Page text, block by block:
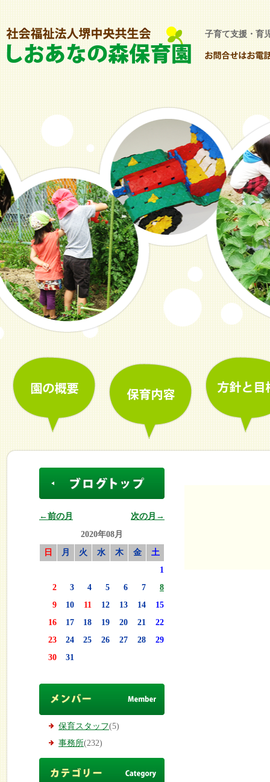
子育て支援・育
←前の月
次の月→
2020年08月
日
月 火 水 木 金
土
1
2
3 4 5 6 7
8
9
10 11 12 13 14
15
16
17 18 19 20 21
22
23
24 25 26 27 28
29
30
31
保育スタッフ(5)
事務所(232)